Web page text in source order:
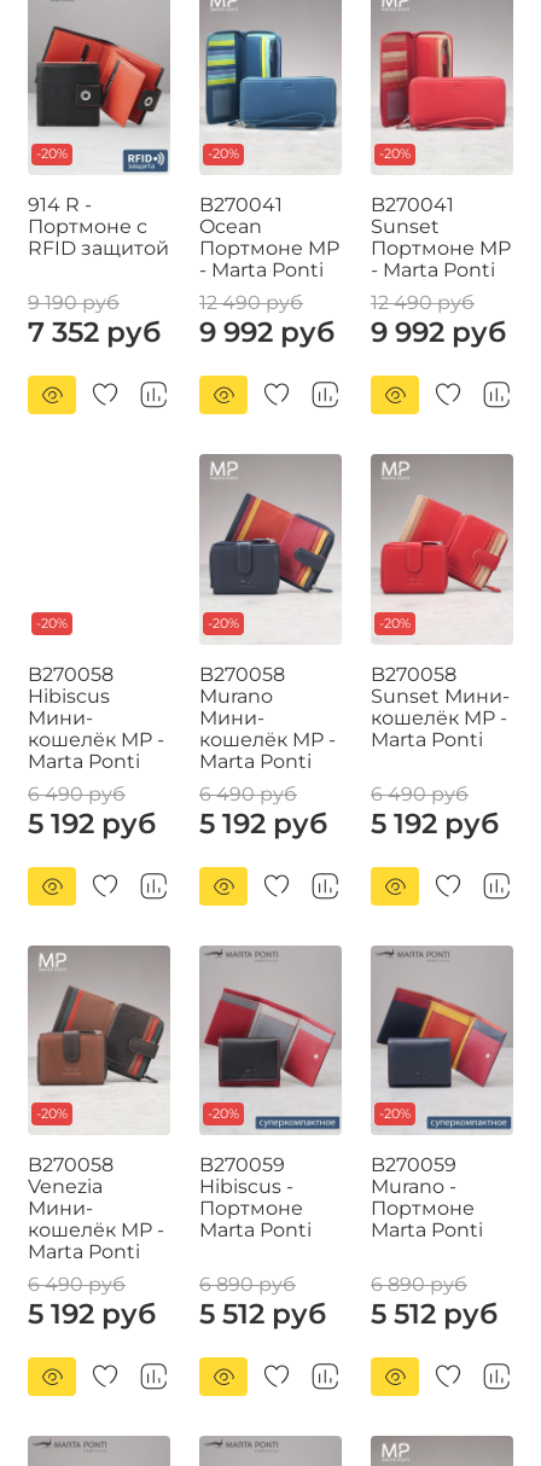
-20%
914 R -
Портмоне с
RFID защитой
9 190 руб
7 352 руб
-20%
B270041
Ocean
Портмоне MP
- Marta Ponti
12 490 руб
9 992 руб
-20%
B270041
Sunset
Портмоне MP
- Marta Ponti
12 490 руб
9 992 руб
-20%
B270058
Hibiscus
Мини-
кошелёк MP -
Marta Ponti
6 490 руб
5 192 руб
-20%
B270058
Murano
Мини-
кошелёк MP -
Marta Ponti
6 490 руб
5 192 руб
-20%
B270058
Sunset Мини-
кошелёк MP -
Marta Ponti
6 490 руб
5 192 руб
-20%
B270058
Venezia
Мини-
кошелёк MP -
Marta Ponti
6 490 руб
5 192 руб
-20%
B270059
Hibiscus -
Портмоне
Marta Ponti
6 890 руб
5 512 руб
-20%
B270059
Murano -
Портмоне
Marta Ponti
6 890 руб
5 512 руб